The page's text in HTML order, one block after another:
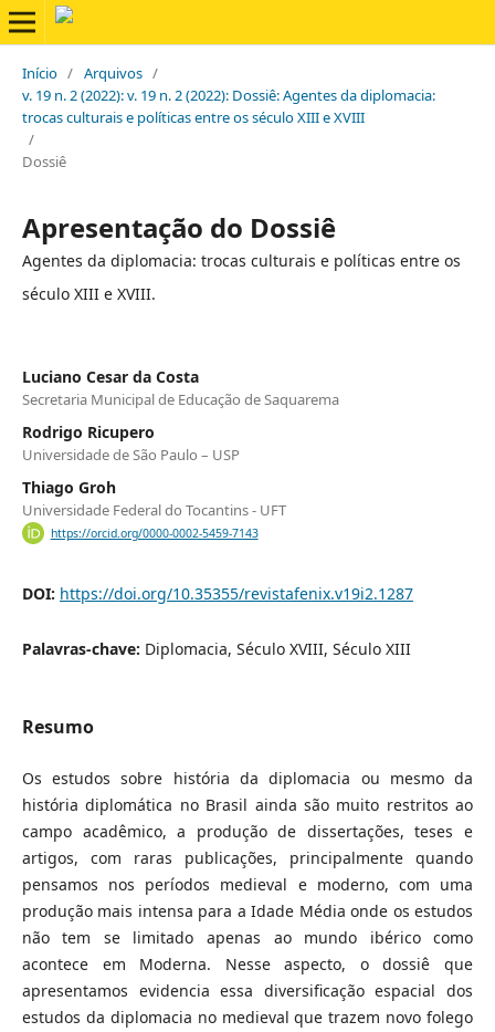
Início / Arquivos /
v. 19 n. 2 (2022): v. 19 n. 2 (2022): Dossiê: Agentes da diplomacia:
trocas culturais e políticas entre os século XIII e XVIII
/
Dossiê
Apresentação do Dossiê
Agentes da diplomacia: trocas culturais e políticas entre os
século XIII e XVIII.
Luciano Cesar da Costa
Secretaria Municipal de Educação de Saquarema
Rodrigo Ricupero
Universidade de São Paulo – USP
Thiago Groh
Universidade Federal do Tocantins - UFT
https://orcid.org/0000-0002-5459-7143
DOI: https://doi.org/10.35355/revistafenix.v19i2.1287
Palavras-chave: Diplomacia, Século XVIII, Século XIII
Resumo
Os estudos sobre história da diplomacia ou mesmo da
história diplomática no Brasil ainda são muito restritos ao
campo acadêmico, a produção de dissertações, teses e
artigos, com raras publicações, principalmente quando
pensamos nos períodos medieval e moderno, com uma
produção mais intensa para a Idade Média onde os estudos
não tem se limitado apenas ao mundo ibérico como
acontece em Moderna. Nesse aspecto, o dossiê que
apresentamos evidencia essa diversificação espacial dos
estudos da diplomacia no medieval que trazem novo folego